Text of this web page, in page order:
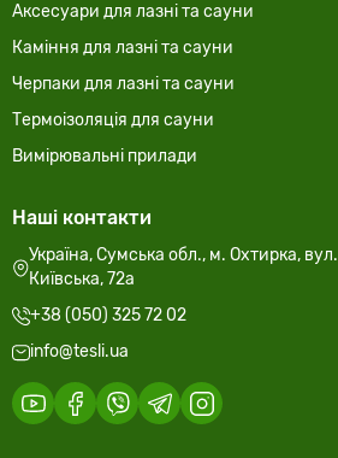
Аксесуари для лазні та сауни
Каміння для лазні та сауни
Черпаки для лазні та сауни
Термоізоляція для сауни
Вимірювальні прилади
Наші контакти
Україна, Сумська обл., м. Охтирка, вул.
Київська, 72а
+38 (050) 325 72 02
info@tesli.ua